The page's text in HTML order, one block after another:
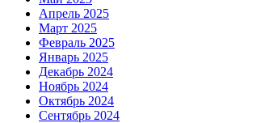
Апрель 2025
Март 2025
Февраль 2025
Январь 2025
Декабрь 2024
Ноябрь 2024
Октябрь 2024
Сентябрь 2024